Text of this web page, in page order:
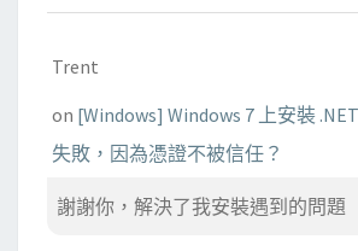
Trent
on [Windows] Windows 7 上安裝
失敗，因為憑證不被信任？
謝謝你，解決了我安裝遇到的問題